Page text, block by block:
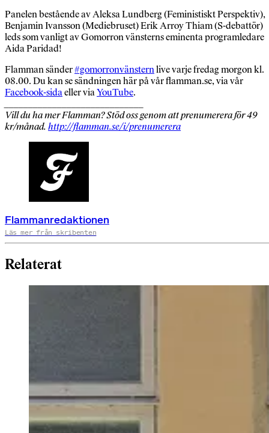
Panelen bestående av Aleksa Lundberg (Feministiskt Perspektiv),
Benjamin Ivansson (Mediebruset) Erik Arroy Thiam (S-debattör)
leds som vanligt av Gomorron vänsterns eminenta programledare
Aida Paridad!
Flamman sänder#gomorronvänsternlive varje fredag morgon kl.
08.00. Du kan se sändningen här på vår flamman.se, via vår
Facebook-sidaeller viaYouTube.
Vill du ha mer Flamman? Stöd oss genom att prenumerera för 49
kr/månad. http://flamman.se/i/prenumerera
Flammanredaktionen
Läs mer från skribenten
Relaterat